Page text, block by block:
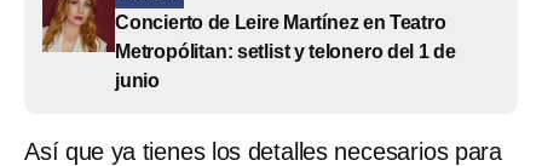
Concierto de Leire Martínez en Teatro
Metropólitan: setlist y telonero del 1 de
junio
Así que ya tienes los detalles necesarios para